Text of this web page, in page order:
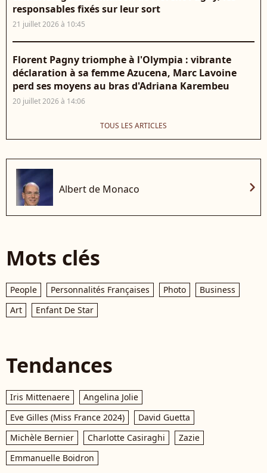
responsables fixés sur leur sort
21 juillet 2026 à 10:45
Florent Pagny triomphe à l'Olympia : vibrante
déclaration à sa femme Azucena, Marc Lavoine
perd ses moyens au bras d'Adriana Karembeu
20 juillet 2026 à 14:06
TOUS LES ARTICLES
Albert de Monaco chevron_right
Mots clés
People Personnalités Françaises Photo
Business
Art
Enfant De Star
Tendances
Iris Mittenaere
Angelina Jolie
Eve Gilles (Miss France 2024)
David Guetta
Michèle Bernier
Charlotte Casiraghi
Zazie
Emmanuelle Boidron